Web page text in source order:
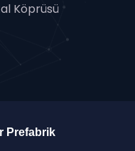
Köprüsü
Prefabrik